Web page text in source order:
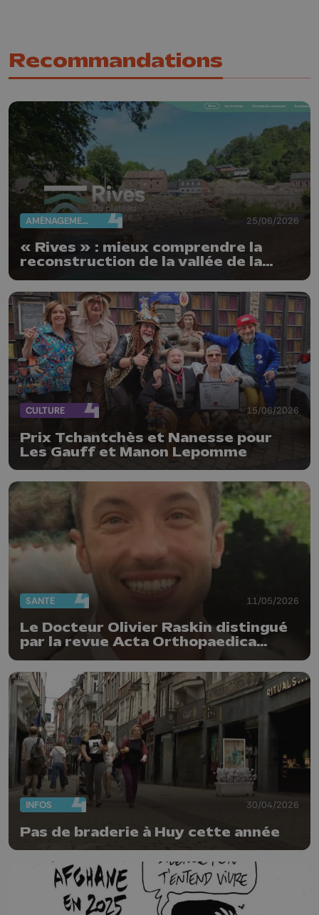
Recommandations
AMÉNAGEMENT DU TERRITOIRE 25/06/2026
« Rives » : mieux comprendre la
reconstruction de la vallée de la
CULTURE 15/06/2026
Prix Tchantchès et Nanesse pour
Les Gauff et Manon Lepomme
SANTÉ 11/05/2026
Le Docteur Olivier Raskin distingué
par la revue Acta Orthopaedica
INFOS 30/04/2026
Pas de braderie à Huy cette année